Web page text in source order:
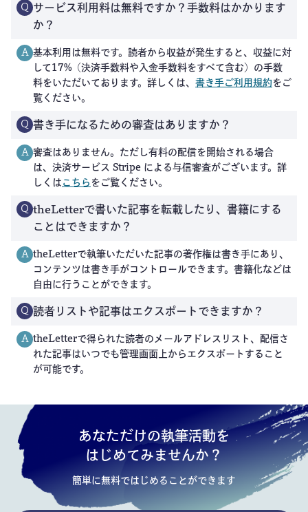
Q サービス利用料は無料ですか？手数料はかかります
か？
A 基本利用は無料です。読者から収益が発生すると、収益に対
して17%（決済手数料や入金手数料をすべて含む）の手数
料をいただいております。詳しくは、 書き手ご利用規約 をご
覧ください。
Q 書き手になるための審査はありますか？
A 審査はありません。ただし有料の配信を開始される場合
は、決済サービス Stripe による与信審査がございます。詳
しくは こちら をご覧ください。
Q theLetterで書いた記事を転載したり、書籍にする
ことはできますか？
A theLetterで執筆いただいた記事の著作権は書き手にあり、
コンテンツは書き手がコントロールできます。書籍化などは
自由に行うことができます。
Q 読者リストや記事はエクスポートできますか？
A theLetterで得られた読者のメールアドレスリスト、配信さ
れた記事はいつでも管理画面上からエクスポートすること
が可能です。
あなただけの執筆活動を
はじめてみませんか？
簡単に無料ではじめることができます